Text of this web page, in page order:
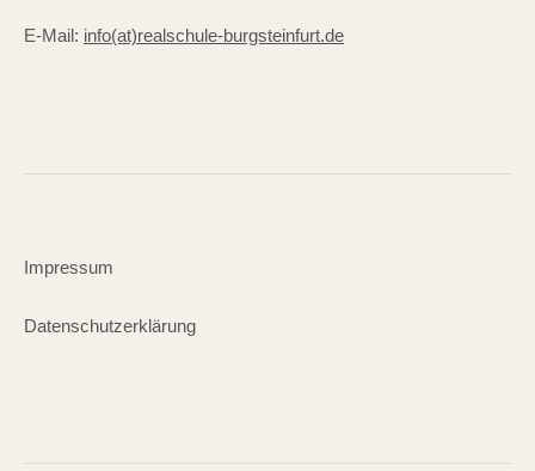
E-Mail: info(at)realschule-burgsteinfurt.de
Impressum
Datenschutzerklärung